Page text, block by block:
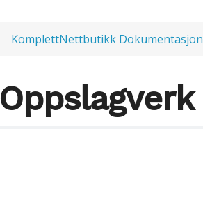
KomplettNettbutikk Dokumentasjon
Oppslagverk